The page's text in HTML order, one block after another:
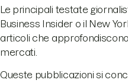
Le principali testate
Business Insider o il New
articoli che
mercati.
Queste pubblicazioni si